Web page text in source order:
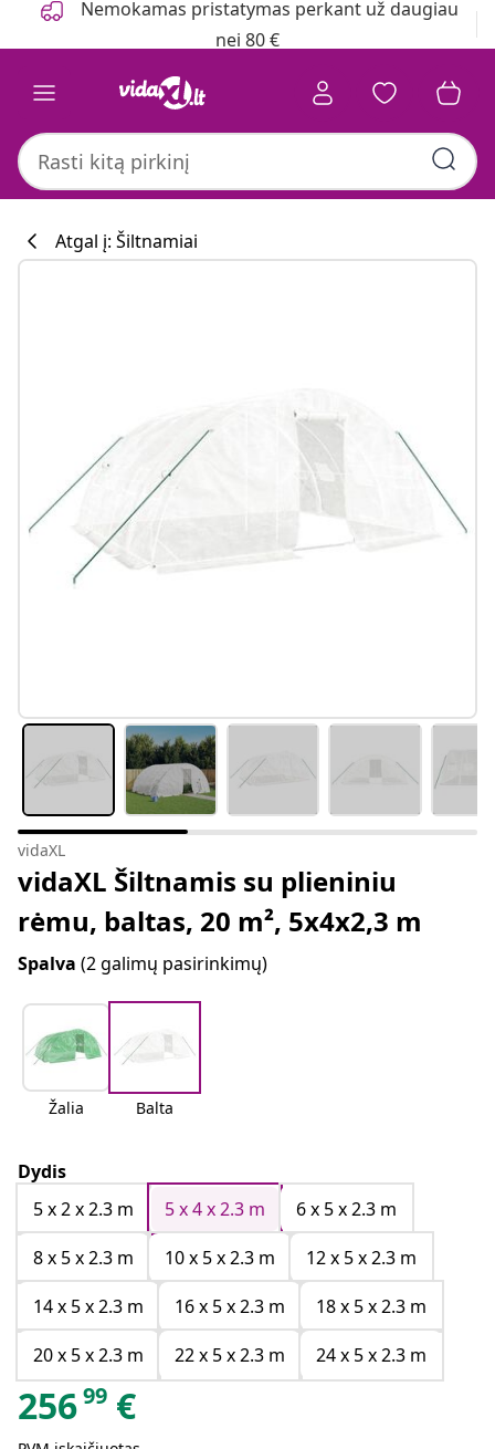
Nemokamas pristatymas perkant už daugiau
nei 80 €
Atgal į: Šiltnamiai
vidaXL
vidaXL Šiltnamis su plieniniu
rėmu, baltas, 20 m², 5x4x2,3 m
Spalva (2 galimų pasirinkimų)
Žalia Balta
Dydis
5 x 2 x 2.3 m
5 x 4 x 2.3 m
6 x 5 x 2.3 m
8 x 5 x 2.3 m
10 x 5 x 2.3 m
12 x 5 x 2.3 m
14 x 5 x 2.3 m
16 x 5 x 2.3 m
18 x 5 x 2.3 m
20 x 5 x 2.3 m
22 x 5 x 2.3 m 24 x 5 x 2.3 m
25699 €